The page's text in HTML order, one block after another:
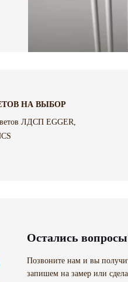
НА ВЫБОР
ЛДСП EGGER,
Остались
Позвоните нам и вы
запишем на замер или